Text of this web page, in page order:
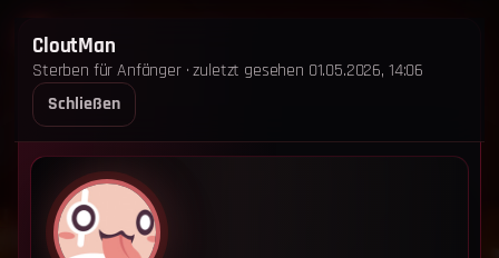
STERBEN FÜR ANFÄNGER
STARTSEITE
ANKÜNDIGUNGEN
LOGIN
‹ Zurück zum Leaderboard
CloutMan
Sterben für Anfänger · zuletzt gesehen 01.05.2026, 14:06
Schließen